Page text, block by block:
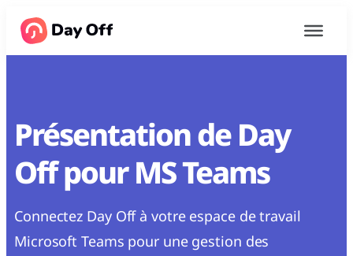
Présentation de Day
Off pour MS Teams
Connectez Day Off à votre espace de travail
Microsoft Teams pour une gestion des